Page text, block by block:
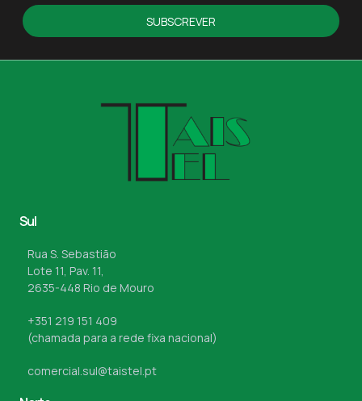
SUBSCREVER
Sul
Rua S. Sebastião
Lote 11, Pav. 11,
2635-448 Rio de Mouro
+351 219 151 409
(chamada para a rede fixa nacional)
comercial.sul@taistel.pt